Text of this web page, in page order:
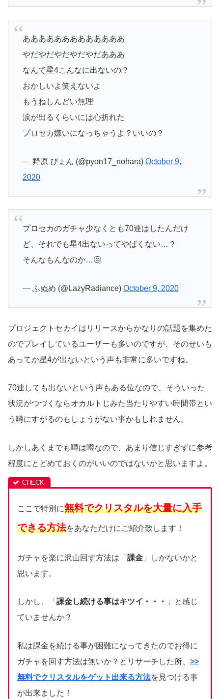
あああああああああああああ
やだやだやだやだやだあああ
なんで星4こんなに出ないの？
おかしいよ笑えないよ
もうねしんどい無理
涙が出るくらいには心折れた
プロセカ嫌いになっちゃうよ？いいの？
— 野原 ぴょん (@pyon17_nohara) October 9,
2020
プロセカのガチャ少なくとも70連はしたんだけ
ど、それでも星4出ないってやばくない…？
そんなもんなのか…🤔
— ふぬめ (@LazyRadiance) October 9, 2020
プロジェクトセカイはリリースからかなりの話題を集めた
のでプレイしているユーザーも多いのですが、そのせいも
あってか星4が出ないという声も非常に多いですね。
70連しても出ないという声もある位なので、そういった
状況がつづくならオカルトじみた当たりやすい時間帯とい
う噂にすがるのもしょうがない事かもしれません。
しかしあくまでも噂は噂なので、あまり信じすぎずに参考
程度にとどめておくのがいいのではないかと思いますよ。
ここで特別に無料でクリスタルを大量に入手
できる方法をあなただけにご紹介致します！
ガチャを楽に沢山回す方法は「 課金 」しかないかと
思います。
しかし、「 課金し続ける事はキツイ・・・
」と感じ
ていませんか？
私は課金を続ける事が困難になってきたのでお得に
ガチャを回す方法は無いか？とリサーチした所、 >>
無料でクリスタルをゲット出来る方法を見つける事
が出来ました！